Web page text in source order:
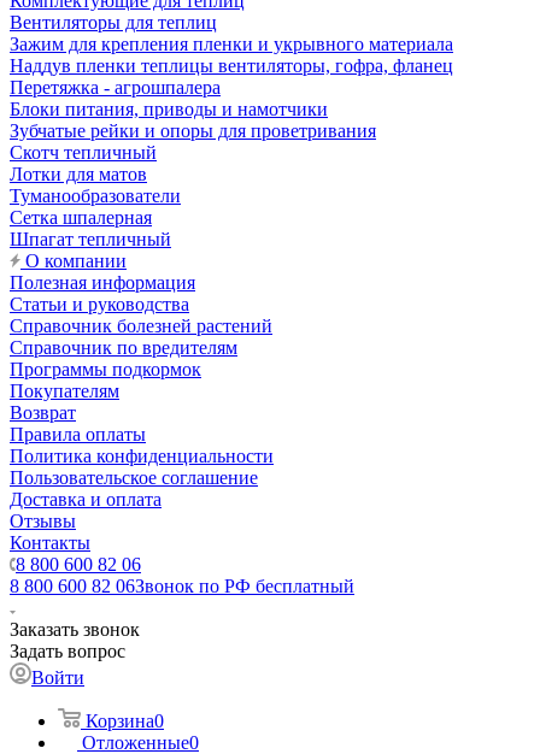
Вентиляторы для теплиц
Зажим для крепления пленки и укрывного материала
Наддув пленки теплицы вентиляторы, гофра, фланец
Перетяжка - агрошпалера
Блоки питания, приводы и намотчики
Зубчатые рейки и опоры для проветривания
Скотч тепличный
Лотки для матов
Туманообразователи
Сетка шпалерная
Шпагат тепличный
О компании
Полезная информация
Статьи и руководства
Справочник болезней растений
Справочник по вредителям
Программы подкормок
Покупателям
Возврат
Правила оплаты
Политика конфиденциальности
Пользовательское соглашение
Доставка и оплата
Отзывы
Контакты
8 800 600 82 06
8 800 600 82 06Звонок по РФ бесплатный
Заказать звонок
Задать вопрос
Войти
Корзина0
Отложенные0